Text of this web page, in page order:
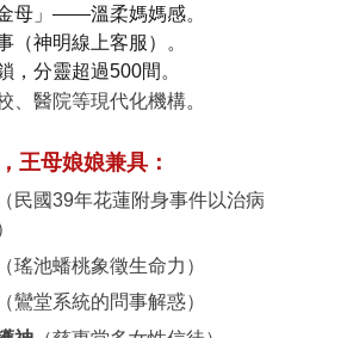
金母」——溫柔媽媽感。
（神明線上客服）
。
，分靈超過500間 。
、醫院等現代化機構。
王母娘娘兼具：
（民國39年花蓮附身事件以治病
（瑤池蟠桃象徵生命力）
（鸞堂系統的問事解惑）